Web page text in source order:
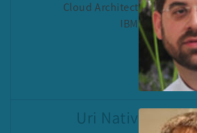
Cloud Architect
IBM
Uri Nativ